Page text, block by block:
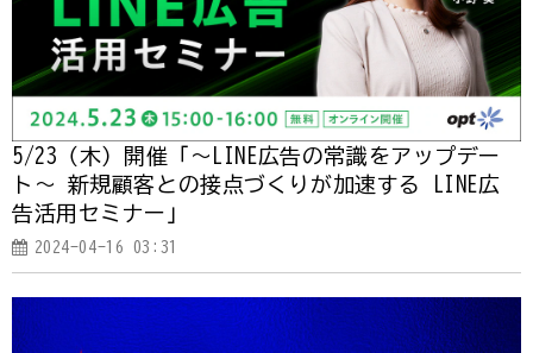
5/23（木）開催「～LINE広告の常識をアップデー
ト～ 新規顧客との接点づくりが加速する LINE広
告活用セミナー」
2024-04-16 03:31